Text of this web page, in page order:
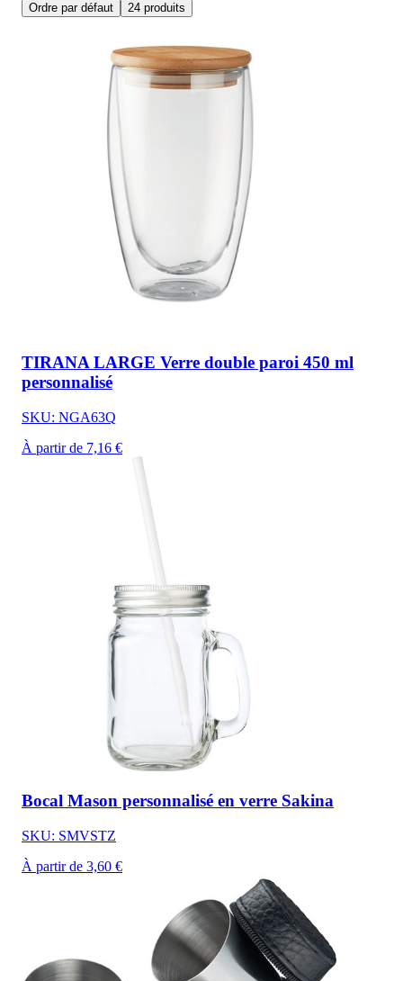
Ordre par défaut 24 produits
TIRANA LARGE Verre double paroi 450 ml
personnalisé
SKU: NGA63Q
À partir de 7,16 €
Bocal Mason personnalisé en verre Sakina
SKU: SMVSTZ
À partir de 3,60 €